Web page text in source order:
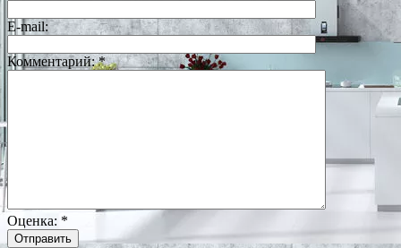
E-mail:
Комментарий:*
Оценка: *